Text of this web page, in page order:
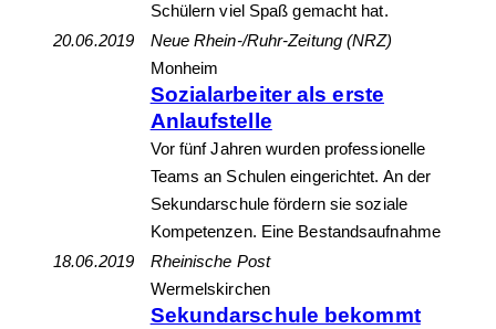
Schülern viel Spaß gemacht hat.
20.06.2019
Neue Rhein-/Ruhr-Zeitung (NRZ)
Monheim
Sozialarbeiter als erste
Anlaufstelle
Vor fünf Jahren wurden professionelle
Teams an Schulen eingerichtet. An der
Sekundarschule fördern sie soziale
Kompetenzen. Eine Bestandsaufnahme
18.06.2019
Rheinische Post
Wermelskirchen
Sekundarschule bekommt